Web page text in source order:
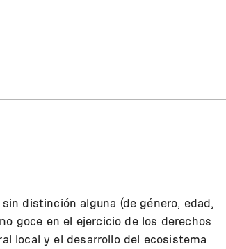
distinción alguna (de género, edad,
goce en el ejercicio de los derechos
local y el desarrollo del ecosistema